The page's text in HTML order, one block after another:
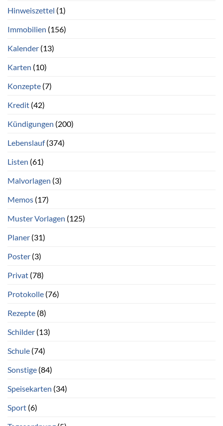
Hinweiszettel (1)
Immobilien (156)
Kalender (13)
Karten (10)
Konzepte (7)
Kredit (42)
Kündigungen (200)
Lebenslauf(374)
Listen (61)
Malvorlagen (3)
Memos (17)
Muster Vorlagen (125)
Planer (31)
Poster (3)
Privat (78)
Protokolle (76)
Rezepte (8)
Schilder (13)
Schule (74)
Sonstige (84)
Speisekarten (34)
Sport (6)